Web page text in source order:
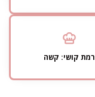
רמת קושי: קשה